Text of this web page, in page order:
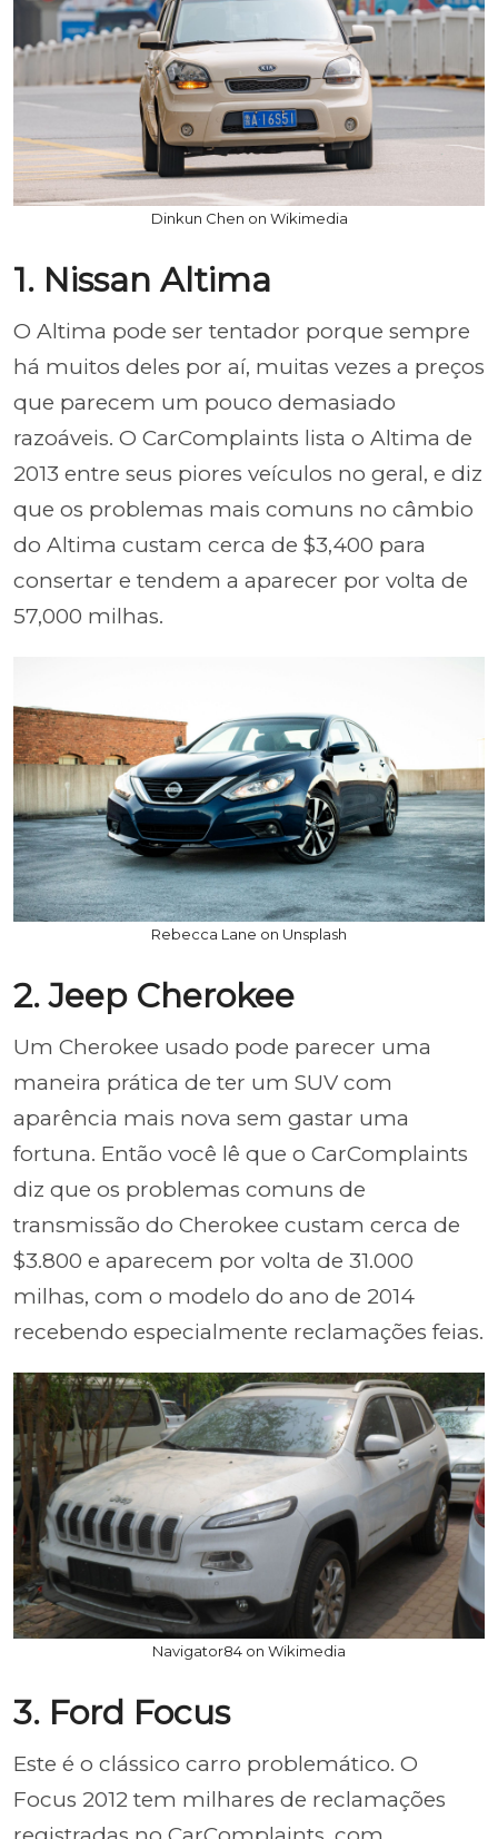
Dinkun Chen on Wikimedia
1. Nissan Altima
O Altima pode ser tentador porque sempre
há muitos deles por aí, muitas vezes a preços
que parecem um pouco demasiado
razoáveis. O CarComplaints lista o Altima de
2013 entre seus piores veículos no geral, e diz
que os problemas mais comuns no câmbio
do Altima custam cerca de $3,400 para
consertar e tendem a aparecer por volta de
57,000 milhas.
Rebecca Lane on Unsplash
2. Jeep Cherokee
Um Cherokee usado pode parecer uma
maneira prática de ter um SUV com
aparência mais nova sem gastar uma
fortuna. Então você lê que o CarComplaints
diz que os problemas comuns de
transmissão do Cherokee custam cerca de
$3.800 e aparecem por volta de 31.000
milhas, com o modelo do ano de 2014
recebendo especialmente reclamações feias.
Navigator84 on Wikimedia
3. Ford Focus
Este é o clássico carro problemático. O
Focus 2012 tem milhares de reclamações